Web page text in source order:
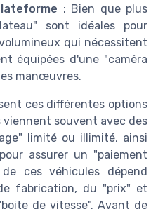
: Bien que plus
sont idéales pour
qui nécessitent
équipées d'une "caméra
manœuvres.
ces différentes options
souvent avec des
limité ou illimité, ainsi
assurer un "paiement
ces véhicules dépend
fabrication, du "prix" et
de vitesse". Avant de